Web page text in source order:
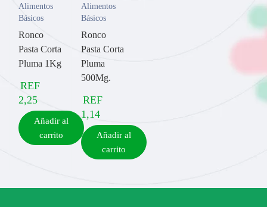
Alimentos
Básicos
Ronco
Pasta Corta
Pluma 1Kg
REF
2,25
Añadir al
carrito
Alimentos
Básicos
Ronco
Pasta Corta
Pluma
500Mg.
REF
1,14
Añadir al
carrito